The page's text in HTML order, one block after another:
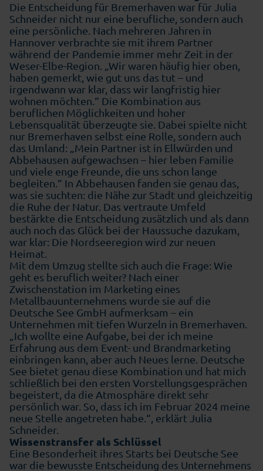
Die Entscheidung für Bremerhaven war für Julia
Schneider nicht nur eine berufliche, sondern auch
eine persönliche. Nach mehreren Jahren in
Hannover verbrachte sie mit ihrem Partner
während der Pandemie immer mehr Zeit in der
Weser-Elbe-Region. „Wir waren häufig hier oben,
haben gemerkt, wie gut uns das tut – und
irgendwann war klar, dass wir langfristig hier
wohnen möchten.“ Die Kombination aus
beruflichen Möglichkeiten und hoher
Lebensqualität überzeugte sie. Dabei spielte nicht
nur Bremerhaven selbst eine Rolle, sondern auch
das Umland: „Mein Partner ist in Ellwürden und
Abbehausen aufgewachsen – hier leben Familie
und viele enge Freunde, die uns schon lange
begleiten.“ In Abbehausen fanden sie genau das,
was sie suchten: die Nähe zur Stadt und gleichzeitig
die Ruhe der Natur. Das vertraute Umfeld
bestärkte die Entscheidung zusätzlich und als dann
auch noch das Glück bei der Haussuche dazukam,
war klar: Die Nordseeregion wird zur neuen
Heimat.
Mit dem Umzug stellte sich auch die Frage: Wie
geht es beruflich weiter? Nach einer
Zwischenstation im Marketing eines
Metallbauunternehmens wurde sie auf die
Deutsche See GmbH aufmerksam – ein
Unternehmen mit tiefen Wurzeln in Bremerhaven.
„Ich wollte eine Aufgabe, bei der ich meine
Erfahrung aus dem Event- und Brandmarketing
einbringen kann, aber auch Neues lerne. Deutsche
See bietet genau diese Kombination und hat mich
schließlich bei den ersten Vorstellungsgesprächen
begeistert, da die Atmosphäre direkt sehr
persönlich war. So, dass ich im Februar 2024 meine
neue Stelle angetreten habe.“, erklärt Julia
Schneider.
Wissenstransfer als Schlüssel
Eine Besonderheit ihres Starts bei Deutsche See
war die bewusste Entscheidung des Unternehmens